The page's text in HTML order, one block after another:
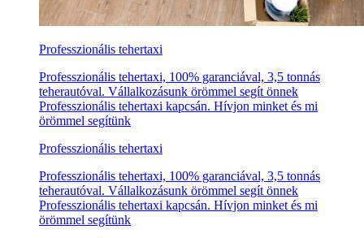
Professzionális tehertaxi
Professzionális tehertaxi, 100% garanciával, 3,5 tonnás
teherautóval. Vállalkozásunk örömmel segít önnek
Professzionális tehertaxi kapcsán. Hívjon minket és mi
örömmel segítünk
Professzionális tehertaxi
Professzionális tehertaxi, 100% garanciával, 3,5 tonnás
teherautóval. Vállalkozásunk örömmel segít önnek
Professzionális tehertaxi kapcsán. Hívjon minket és mi
örömmel segítünk